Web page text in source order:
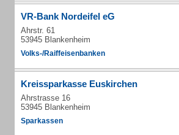
VR-Bank Nordeifel eG
Ahrstr. 61
53945 Blankenheim
Volks-/Raiffeisenbanken
Kreissparkasse Euskirchen
Ahrstrasse 16
53945 Blankenheim
Sparkassen